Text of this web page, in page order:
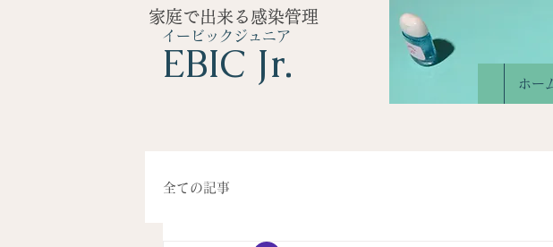
イービックジュニア
​EBIC Jr.
家庭で出来る感染管理
ホー
全ての記事